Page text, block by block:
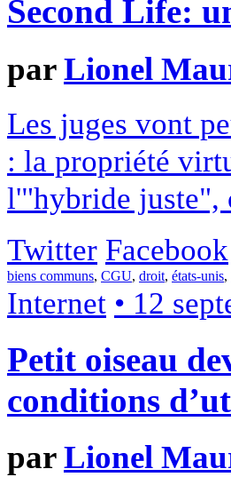
Second Life:
parLionel
Les juges vont
: la propriété
l'"hybride juste",
Twitter Facebook
biens communs, CGU, droit, états-unis,
Internet • 12
Petit oiseau
conditions
parLionel